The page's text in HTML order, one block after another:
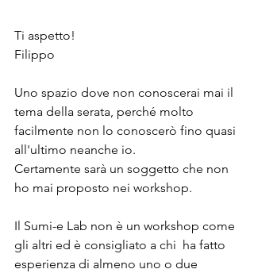
Ti aspetto!
Filippo
Uno spazio dove non conoscerai mai il
tema della serata, perché molto
facilmente non lo conoscerò fino quasi
all'ultimo neanche io.
Certamente sarà un soggetto che non
ho mai proposto nei workshop.
Il Sumi-e Lab non è un workshop come
gli altri ed è consigliato a chi  ha fatto
esperienza di almeno uno o due